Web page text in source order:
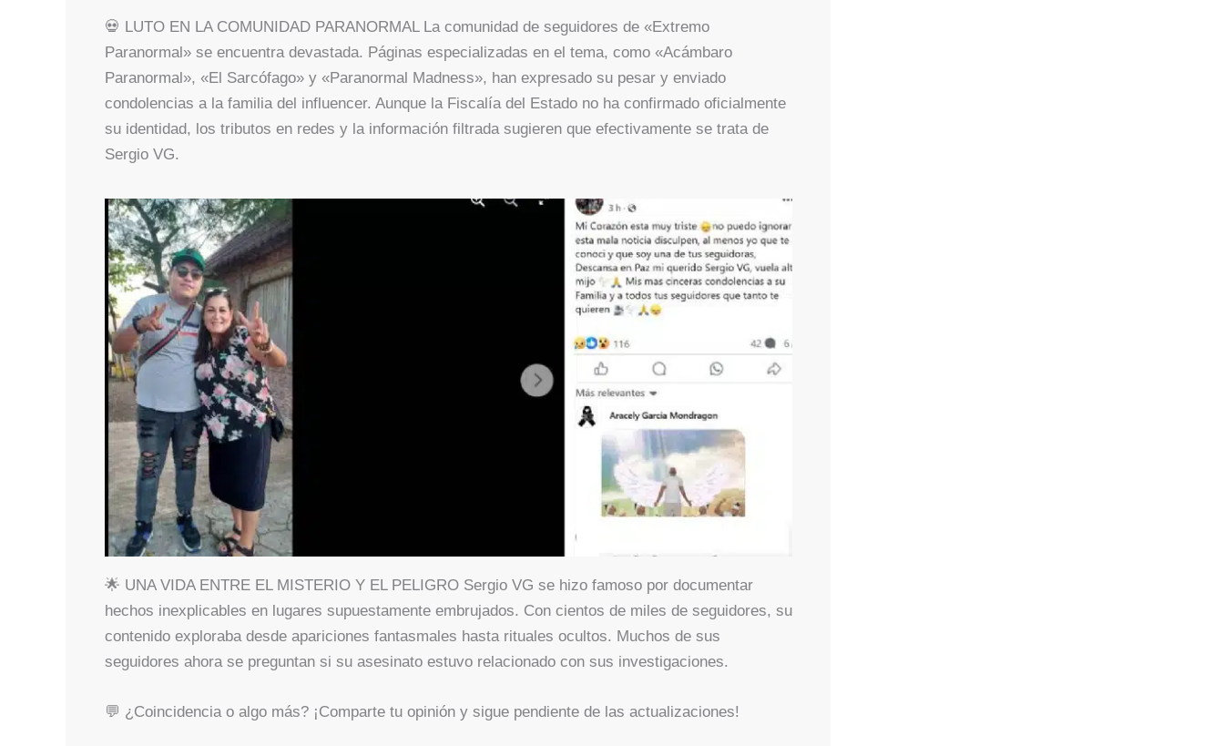
💀 LUTO EN LA COMUNIDAD PARANORMAL La comunidad de seguidores de «Extremo
Paranormal» se encuentra devastada. Páginas especializadas en el tema, como «Acámbaro
Paranormal», «El Sarcófago» y «Paranormal Madness», han expresado su pesar y enviado
condolencias a la familia del influencer. Aunque la Fiscalía del Estado no ha confirmado oficialmente
su identidad, los tributos en redes y la información filtrada sugieren que efectivamente se trata de
Sergio VG.
🌟 UNA VIDA ENTRE EL MISTERIO Y EL PELIGRO Sergio VG se hizo famoso por documentar
hechos inexplicables en lugares supuestamente embrujados. Con cientos de miles de seguidores, su
contenido exploraba desde apariciones fantasmales hasta rituales ocultos. Muchos de sus
seguidores ahora se preguntan si su asesinato estuvo relacionado con sus investigaciones.
💬 ¿Coincidencia o algo más? ¡Comparte tu opinión y sigue pendiente de las actualizaciones!